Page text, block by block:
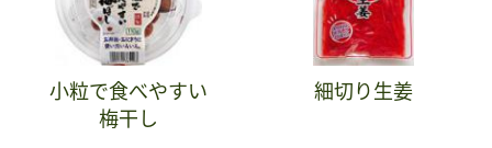
小粒で食べやすい
梅干し
細切り生姜